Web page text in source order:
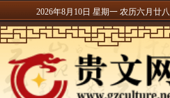
2026年8月10日 星期一 农历六月廿八